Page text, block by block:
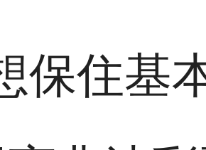
保住基